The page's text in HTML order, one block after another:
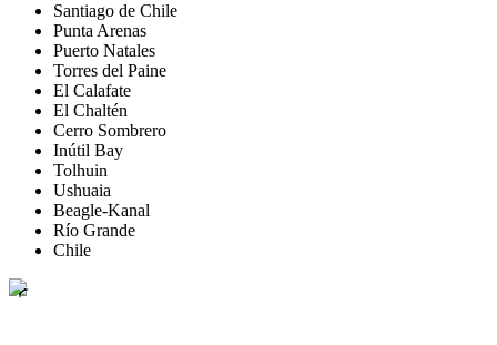
Santiago de Chile
Punta Arenas
Puerto Natales
Torres del Paine
El Calafate
El Chaltén
Cerro Sombrero
Inútil Bay
Tolhuin
Ushuaia
Beagle-Kanal
Río Grande
Chile